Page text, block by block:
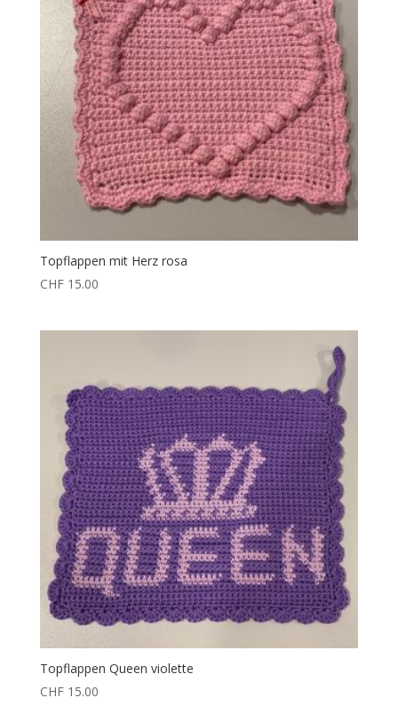
Topflappen mit Herz rosa
CHF15.00
Topflappen Queen violette
CHF15.00